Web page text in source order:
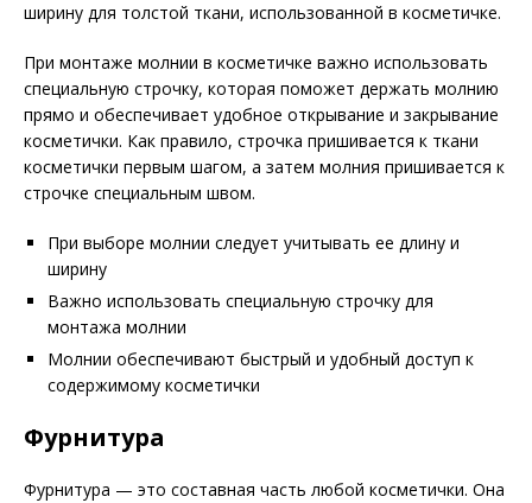
ширину для толстой ткани, использованной в косметичке.
При монтаже молнии в косметичке важно использовать
специальную строчку, которая поможет держать молнию
прямо и обеспечивает удобное открывание и закрывание
косметички. Как правило, строчка пришивается к ткани
косметички первым шагом, а затем молния пришивается к
строчке специальным швом.
При выборе молнии следует учитывать ее длину и
ширину
Важно использовать специальную строчку для
монтажа молнии
Молнии обеспечивают быстрый и удобный доступ к
содержимому косметички
Фурнитура
Фурнитура — это составная часть любой косметички. Она